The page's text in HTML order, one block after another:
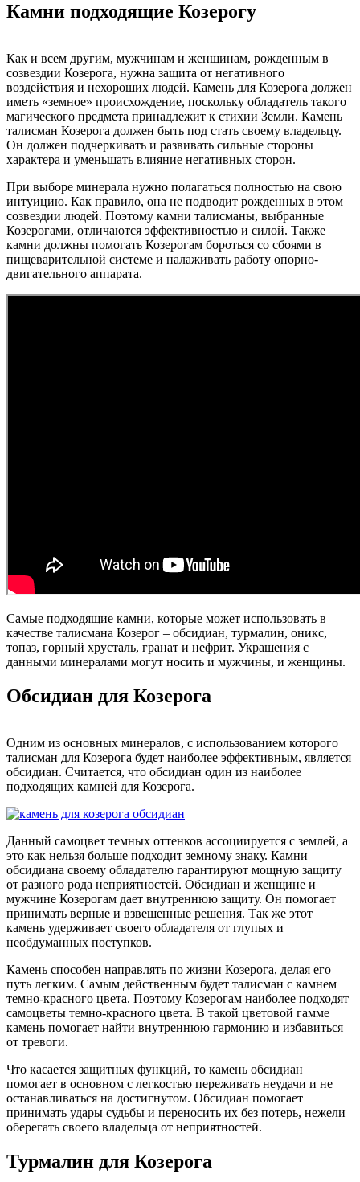
Камни подходящие Козерогу
Как и всем другим, мужчинам и женщинам, рожденным в
созвездии Козерога, нужна защита от негативного
воздействия и нехороших людей. Камень для Козерога должен
иметь «земное» происхождение, поскольку обладатель такого
магического предмета принадлежит к стихии Земли. Камень
талисман Козерога должен быть под стать своему владельцу.
Он должен подчеркивать и развивать сильные стороны
характера и уменьшать влияние негативных сторон.
При выборе минерала нужно полагаться полностью на свою
интуицию. Как правило, она не подводит рожденных в этом
созвездии людей. Поэтому камни талисманы, выбранные
Козерогами, отличаются эффективностью и силой. Также
камни должны помогать Козерогам бороться со сбоями в
пищеварительной системе и налаживать работу опорно-
двигательного аппарата.
Самые подходящие камни, которые может использовать в
качестве талисмана Козерог – обсидиан, турмалин, оникс,
топаз, горный хрусталь, гранат и нефрит. Украшения с
данными минералами могут носить и мужчины, и женщины.
Обсидиан для Козерога
Одним из основных минералов, с использованием которого
талисман для Козерога будет наиболее эффективным, является
обсидиан. Считается, что обсидиан один из наиболее
подходящих камней для Козерога.
Данный самоцвет темных оттенков ассоциируется с землей, а
это как нельзя больше подходит земному знаку. Камни
обсидиана своему обладателю гарантируют мощную защиту
от разного рода неприятностей. Обсидиан и женщине и
мужчине Козерогам дает внутреннюю защиту. Он помогает
принимать верные и взвешенные решения. Так же этот
камень удерживает своего обладателя от глупых и
необдуманных поступков.
Камень способен направлять по жизни Козерога, делая его
путь легким. Самым действенным будет талисман с камнем
темно-красного цвета. Поэтому Козерогам наиболее подходят
самоцветы темно-красного цвета. В такой цветовой гамме
камень помогает найти внутреннюю гармонию и избавиться
от тревоги.
Что касается защитных функций, то камень обсидиан
помогает в основном с легкостью переживать неудачи и не
останавливаться на достигнутом. Обсидиан помогает
принимать удары судьбы и переносить их без потерь, нежели
оберегать своего владельца от неприятностей.
Турмалин для Козерога